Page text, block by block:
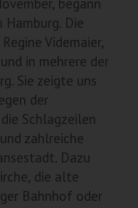
begann
Die
Videmaier,
in mehrere der
Sie zeigte uns
der
Schlagzeilen
zahlreiche
Dazu
die alte
Bahnhof oder